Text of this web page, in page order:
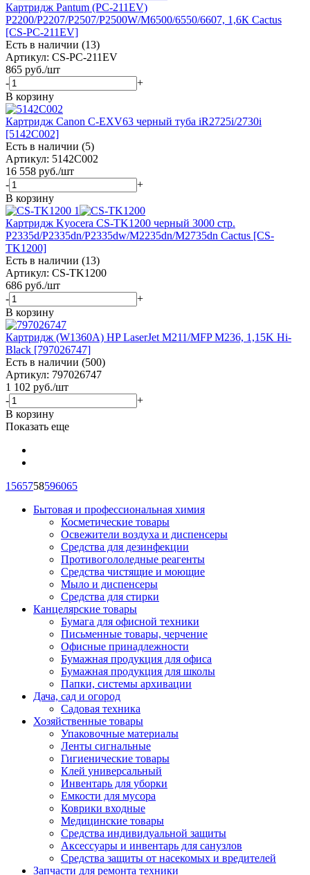
Картридж Pantum (PC-211EV)
P2200/P2207/P2507/P2500W/M6500/6550/6607, 1,6К Cactus
[CS-PC-211EV]
Есть в наличии (13)
Артикул: CS-PC-211EV
865 руб./шт
-
+
В корзину
Картридж Canon C-EXV63 черный туба iR2725i/2730i
[5142C002]
Есть в наличии (5)
Артикул: 5142C002
16 558 руб./шт
-
+
В корзину
Картридж Kyocera CS-TK1200 черный 3000 стр.
P2335d/P2335dn/P2335dw/M2235dn/M2735dn Cactus [CS-
TK1200]
Есть в наличии (13)
Артикул: CS-TK1200
686 руб./шт
-
+
В корзину
Картридж (W1360A) HP LaserJet M211/MFP M236, 1,15K Hi-
Black [797026747]
Есть в наличии (500)
Артикул: 797026747
1 102 руб./шт
-
+
В корзину
Показать еще
1 565758596065
Бытовая и профессиональная химия
Косметические товары
Освежители воздуха и диспенсеры
Средства для дезинфекции
Противогололедные реагенты
Средства чистящие и моющие
Мыло и диспенсеры
Средства для стирки
Канцелярские товары
Бумага для офисной техники
Письменные товары, черчение
Офисные принадлежности
Бумажная продукция для офиса
Бумажная продукция для школы
Папки, системы архивации
Дача, сад и огород
Садовая техника
Хозяйственные товары
Упаковочные материалы
Ленты сигнальные
Гигиенические товары
Клей универсальный
Инвентарь для уборки
Емкости для мусора
Коврики входные
Медицинские товары
Средства индивидуальной защиты
Аксессуары и инвентарь для санузлов
Средства защиты от насекомых и вредителей
Запчасти для ремонта техники